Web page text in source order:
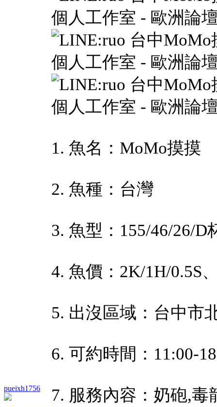
pueixh1756
1. 魚名：MoMo摸摸
2. 魚種：台灣
3. 魚型：155/46/26/D
4. 魚價：2K/1H/0.5S
5. 出沒區域：台中市
6. 可約時間：11:00-
7. 服務內容：奶砲,毒